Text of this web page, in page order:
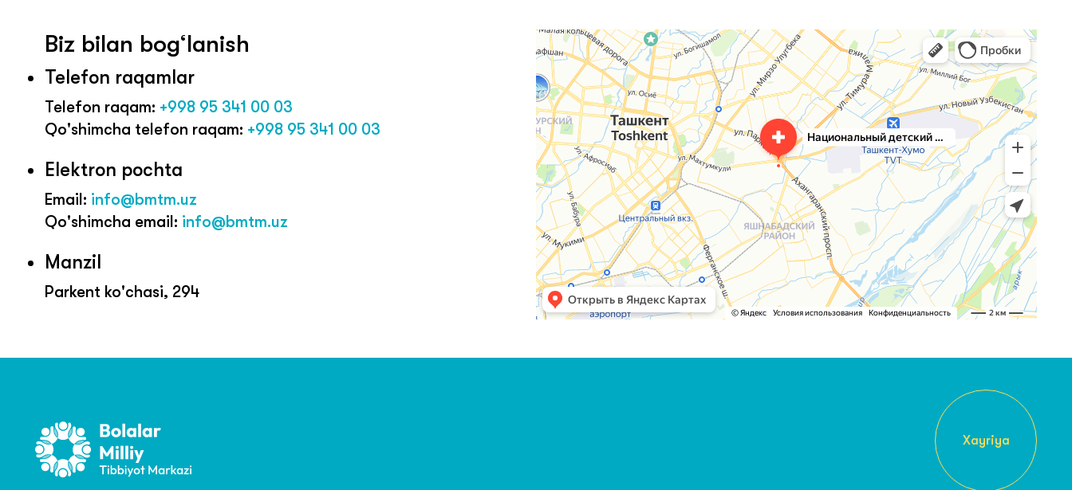
Biz bilan bog‘lanish
Telefon raqamlar
Telefon raqam: +998 95 341 00 03
Qo'shimcha telefon raqam: +998 95 341 00 03
Elektron pochta
Email: info@bmtm.uz
Qo'shimcha email: info@bmtm.uz
Manzil
Parkent ko'chasi, 294
Xayriya